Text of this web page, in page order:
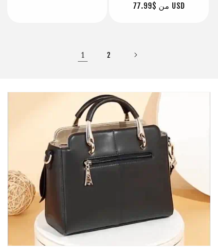
عادي
البيع
من $77.99 USD
1 2